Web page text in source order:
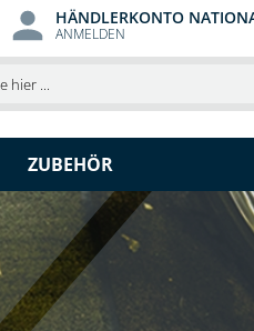
HÄNDLERKONTO
ANMELDEN
ZUBEHÖR